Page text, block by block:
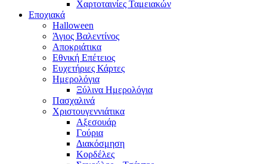
Χαρτοταινίες Ταμειακών
Εποχιακά
Halloween
Άγιος Βαλεντίνος
Αποκριάτικα
Εθνική Επέτειος
Ευχετήριες Κάρτες
Ημερολόγια
Ξύλινα Ημερολόγια
Πασχαλινά
Χριστουγεννιάτικα
Αξεσουάρ
Γούρια
Διακόσμηση
Κορδέλες